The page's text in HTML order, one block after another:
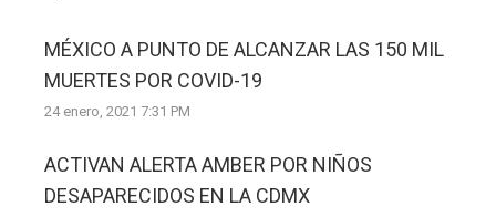
MÉXICO A PUNTO DE ALCANZAR LAS 150 MIL
MUERTES POR COVID-19
24 enero, 2021 7:31 PM
ACTIVAN ALERTA AMBER POR NIÑOS
DESAPARECIDOS EN LA CDMX